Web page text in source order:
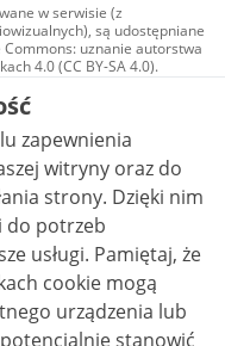
w serwisie (z
są udostępniane
uznanie autorstwa
4.0 (CC BY-SA 4.0).
w tym zdjęcia, materiały
na licencji typu
autorstwa użycie
zależnych 4.0 (CC BY-
stwierdzone inaczej.
zapewnienia
witryny oraz do
Dzięki nim
do potrzeb
że
cookie mogą
urządzenia lub
stanowić